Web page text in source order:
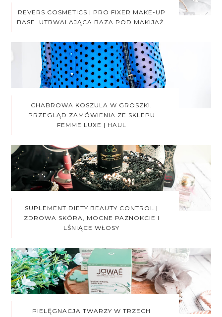
REVERS COSMETICS | PRO FIXER MAKE-UP
BASE. UTRWALAJĄCA BAZA POD MAKIJAŻ.
CHABROWA KOSZULA W GROSZKI.
PRZEGLĄD ZAMÓWIENIA ZE SKLEPU
FEMME LUXE | HAUL
SUPLEMENT DIETY BEAUTY CONTROL |
ZDROWA SKÓRA, MOCNE PAZNOKCIE I
LŚNIĄCE WŁOSY
PIELĘGNACJA TWARZY W TRZECH